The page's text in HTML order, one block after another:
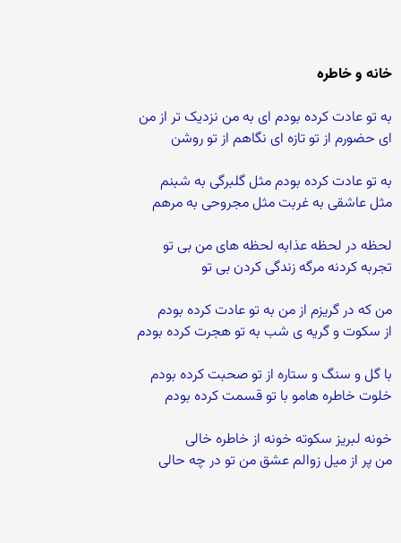
خانه و خاطره
به تو عادت کرده بودم ای به من نزدیک تر از من
ای حضورم از تو تازه ای نگاهم از تو روشن
به تو عادت کرده بودم مثل گلبرگی به شبنم
مثل عاشقی به غربت مثل مجروحی به مرهم
لحظه در لحظه عذابه لحظه های من بی تو
تجربه کردنه مرگه زندگی کردن بی تو
من که در گریزم از من به تو عادت کرده بودم
از سکوت و گریه ی شب به تو هجرت کرده بودم
با گل و سنگ و ستاره از تو صحبت کرده بودم
خلوت خاطره هامو با تو قسمت کرده بودم
خونه لبریز سکوته خونه از خاطره خالی
من پر از میل زوالم عشق من تو در چه حالی